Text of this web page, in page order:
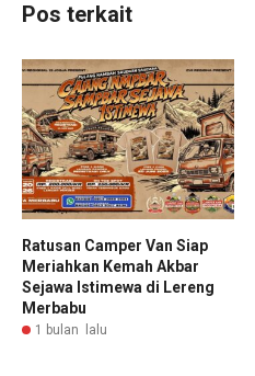
Pos terkait
Ratusan Camper Van Siap
Meriahkan Kemah Akbar
Sejawa Istimewa di Lereng
Merbabu
1 bulan lalu